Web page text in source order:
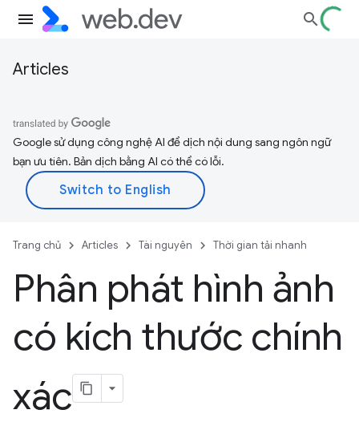
Articles
Google sử dụng công nghệ AI để dịch nội dung sang ngôn ngữ
bạn ưu tiên. Bản dịch bằng AI có thể có lỗi.
Trang chủ Articles Tài nguyên Thời gian tải nhanh
Phân phát hình ảnh
có kích thước chính
xác